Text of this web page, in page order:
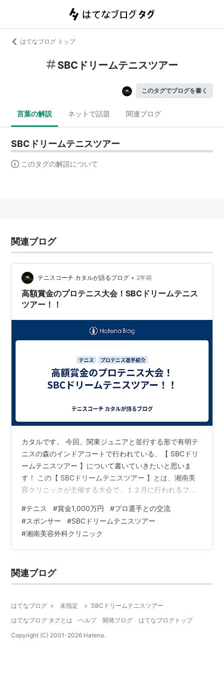
はてなブログ トップ
SBCドリームテニスツアー
このタグでブログを書く
言葉の解説 ネットで話題 関連ブログ
SBCドリームテニスツアー
このタグの解説について
関連ブログ
テニスコーチ カタルが語るブログ • 2年前
高額賞金のプロテニス大会！SBCドリームテニス
ツアー！！
カタルです。 今回、関東ジュニアと並行する形で有明テ
ニスの森のインドアコートで行われている、【 SBCドリ
ームテニスツアー 】について書いていきたいと思いま
す！ この【 SBCドリームテニスツアー 】とは、湘南美
容クリニックが主催する大会で、１２月に行われるファ
額のテニスツアーです！ 出場選手も国内トップクラスの
選手がそろっていて、第１回大会では西岡 良仁（にしお
か よしひと）選手も参加していました！ 詳しくはこちら
をどうぞ⇩ sbc-dream-tennis-tour.jp ちなみに日本テニ
#テニス #賞金1,000万円 #プロ選手との交流
#スポンサー #SBCドリームテニスツアー
#湘南美容外科クリニック
関連ブログ
はてなブログ > 未指定 > SBCドリームテニスツアー
はてなブログ タグとは
ヘルプ 開発ブログ
はてなブログトップ
Copyright (C) 2001-2026 Hatena.